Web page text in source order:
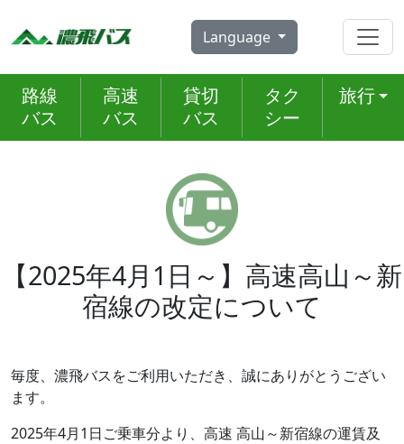
Language
路線
バス
高速
バス
貸切
バス
タク
シー
旅行
【2025年4月1日～】高速高山～新
宿線の改定について
毎度、濃飛バスをご利用いただき、誠にありがとうござい
ます。
2025年4月1日ご乗車分より、高速 高山～新宿線の運賃及